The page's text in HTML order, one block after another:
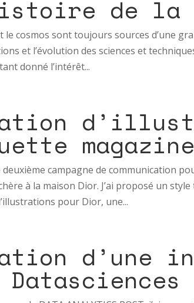
de la
le cosmos sont toujours sources d’une
et l’évolution des sciences et
donné l’intérêt...
campagne de communication
à la maison Dior. J’ai proposé un
pour Dior, une...
d’une